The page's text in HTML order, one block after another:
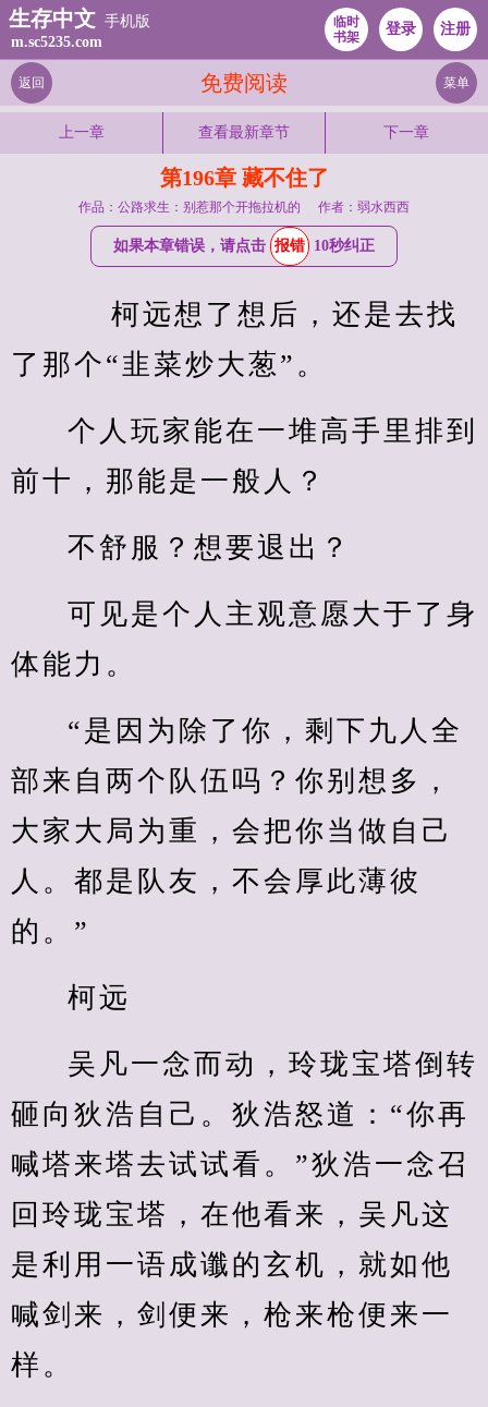
生存中文 手机版
m.sc5235.com
临时
书架
登录 注册
免费阅读
返回 菜单
上一章 查看最新章节 下一章
第196章 藏不住了
作品：公路求生：别惹那个开拖拉机的 作者：弱水西西
如果本章错误，请点击 报错 10秒纠正
了那个“韭菜炒大葱”。
个人玩家能在一堆高手里排到
前十，那能是一般人？
不舒服？想要退出？
可见是个人主观意愿大于了身
体能力。
“是因为除了你，剩下九人全
部来自两个队伍吗？你别想多，
大家大局为重，会把你当做自己
人。都是队友，不会厚此薄彼
的。”
柯远
吴凡一念而动，玲珑宝塔倒转
砸向狄浩自己。狄浩怒道：“你再
喊塔来塔去试试看。”狄浩一念召
回玲珑宝塔，在他看来，吴凡这
是利用一语成谶的玄机，就如他
喊剑来，剑便来，枪来枪便来一
样。